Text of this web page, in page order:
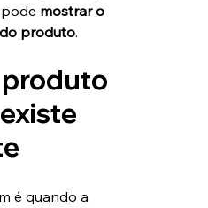
mostrar o
produto.
é quando a